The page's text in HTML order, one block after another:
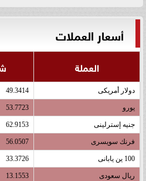
أسعار العملات
العملة
دولار أمريكى 49.3414
يورو 53.7723
جنيه إسترلينى 62.9153
فرنك سويسرى 56.0507
100 ين يابانى 33.3726
ريال سعودى 13.1553